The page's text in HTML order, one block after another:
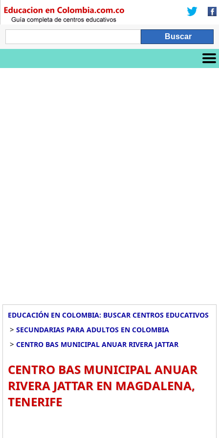
EDUCACIÓN EN COLOMBIA: BUSCAR CENTROS EDUCATIVOS
> SECUNDARIAS PARA ADULTOS EN COLOMBIA
> CENTRO BAS MUNICIPAL ANUAR RIVERA JATTAR
CENTRO BAS MUNICIPAL ANUAR
RIVERA JATTAR EN MAGDALENA,
TENERIFE